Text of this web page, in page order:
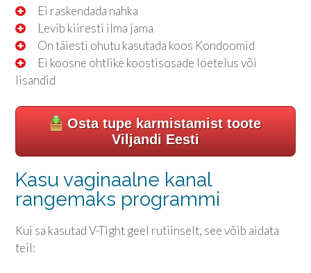
Ei raskendada nahka
Levib kiiresti ilma jama
On täiesti ohutu kasutada koos Kondoomid
Ei koosne ohtlike koostisosade loetelus või
lisandid
Osta tupe karmistamist toote
Viljandi Eesti
Kasu vaginaalne kanal
rangemaks programmi
Kui sa kasutad V-Tight geel rutiinselt, see võib aidata
teil: